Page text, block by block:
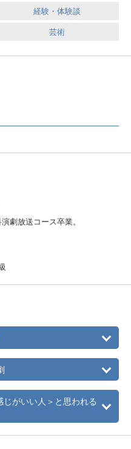
経験・体験談
芸術
劇放送コース卒業。
がいい人＞と思われる